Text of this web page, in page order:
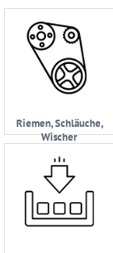
Riemen, Schläuche,
Wischer